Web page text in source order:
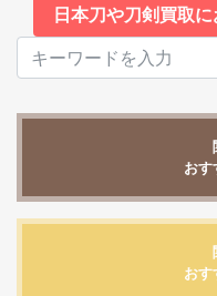
日本刀や刀剣買取
おす
おす